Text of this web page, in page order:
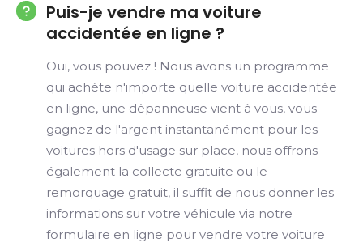
Puis-je vendre ma voiture
accidentée en ligne ?
Oui, vous pouvez ! Nous avons un programme
qui achète n'importe quelle voiture accidentée
en ligne, une dépanneuse vient à vous, vous
gagnez de l'argent instantanément pour les
voitures hors d'usage sur place, nous offrons
également la collecte gratuite ou le
remorquage gratuit, il suffit de nous donner les
informations sur votre véhicule via notre
formulaire en ligne pour vendre votre voiture